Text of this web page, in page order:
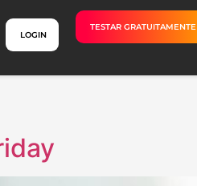
LOGIN
TESTAR GRATUITAMENTE